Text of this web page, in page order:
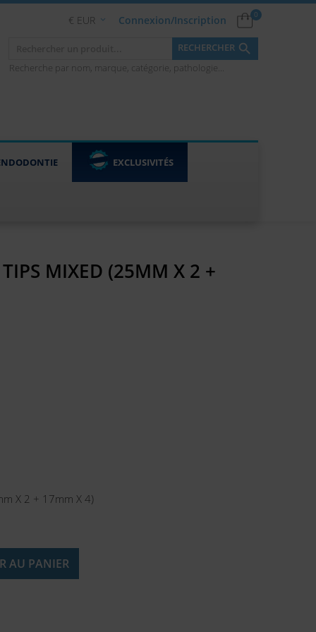
€ EUR  Connexion/Inscription 0
RECHERCHER 
Recherche par nom, marque, catégorie, pathologie...
EXCLUSIVITÉS
MIXED (25MM X 2 +
X 2 + 17mm X 4)
AU PANIER